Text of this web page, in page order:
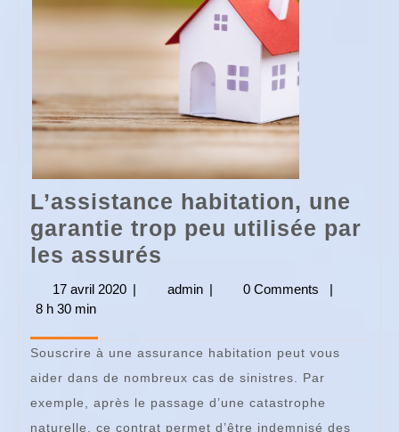
L’assistance habitation, une
garantie trop peu utilisée par
les assurés
habitation,
garantie
trop
peu
utilisée
17 avril 2020 17
| admin admin
| 0 Comments
|
8 h 30 min
Souscrire à une assurance habitation peut vous
aider dans de nombreux cas de sinistres. Par
exemple, après le passage d’une catastrophe
naturelle, ce contrat permet d’être indemnisé des